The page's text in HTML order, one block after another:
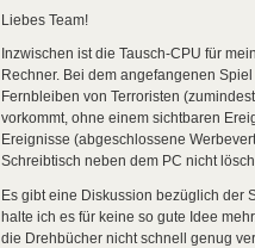
Liebes Team!
Inzwischen ist die Tausch-CPU für
Rechner. Bei dem angefangenen
Fernbleiben von Terroristen
vorkommt, ohne einem sichtbaren
Ereignisse (abgeschlossene
Schreibtisch neben dem PC nicht
Es gibt eine Diskussion bezüglich der
halte ich es für keine so gute Idee
die Drehbücher nicht schnell genug